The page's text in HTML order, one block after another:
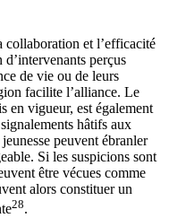
collaboration et l’efficacité
perçus
de vie ou de leurs
facilite l’alliance. Le
en vigueur, est également
hâtifs aux
peuvent ébranler
Si les suspicions sont
être vécues comme
alors constituer un
28.